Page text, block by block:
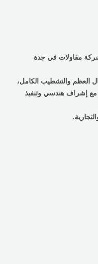
مقاولات في جدة
العظم والتشطيب الكامل،
مع إشراف هندسي وتنفيذ